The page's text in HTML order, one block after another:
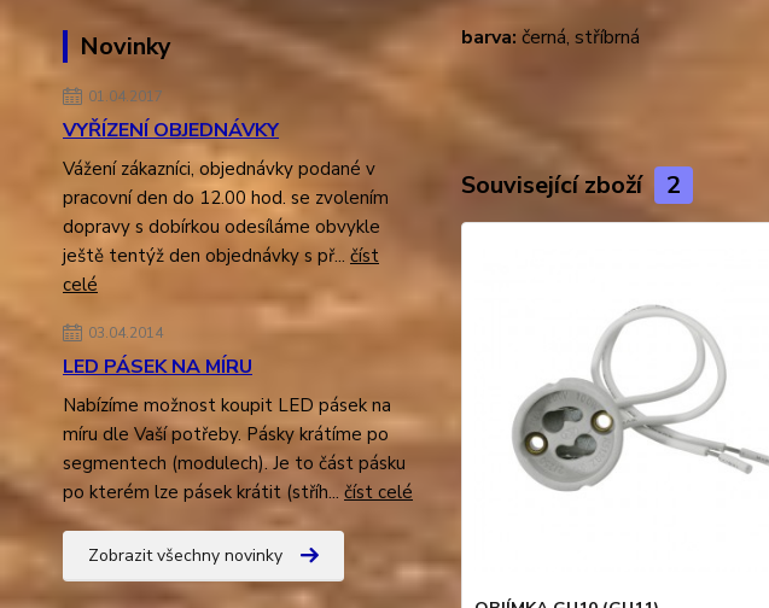
Novinky
01.04.2017
VYŘÍZENÍ OBJEDNÁVKY
Vážení zákazníci, objednávky podané v
pracovní den do 12.00 hod. se zvolením
dopravy s dobírkou odesíláme obvykle
ještě tentýž den objednávky s př... číst
celé
03.04.2014
LED PÁSEK NA MÍRU
Nabízíme možnost koupit LED pásek na
míru dle Vaší potřeby. Pásky krátíme po
segmentech (modulech). Je to část pásku
po kterém lze pásek krátit (stříh... číst celé
Zobrazit všechny novinky
barva: černá, stříbrná
Související zboží 2